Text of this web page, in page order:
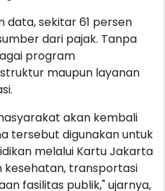
data, sekitar 61 persen
dari pajak. Tanpa
program
maupun layanan
akan kembali
tersebut digunakan untuk
melalui Kartu Jakarta
kesehatan, transportasi
fasilitas publik," ujarnya,